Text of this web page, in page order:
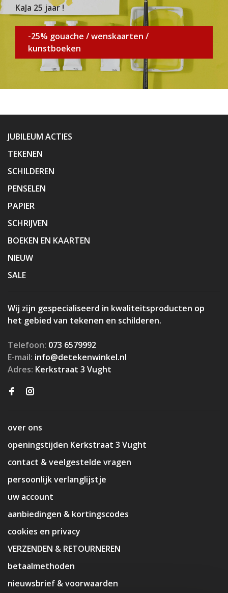
KaJa 25 jaar !
-25% gouache / wenskaarten /
kunstboeken
JUBILEUM ACTIES
TEKENEN
SCHILDEREN
PENSELEN
PAPIER
SCHRIJVEN
BOEKEN EN KAARTEN
NIEUW
SALE
Wij zijn gespecialiseerd in kwaliteitsproducten op
het gebied van tekenen en schilderen.
Telefoon: 073 6579992
E-mail: info@detekenwinkel.nl
Adres: Kerkstraat 3 Vught
over ons
openingstijden Kerkstraat 3 Vught
contact & veelgestelde vragen
persoonlijk verlanglijstje
uw account
aanbiedingen & kortingscodes
cookies en privacy
VERZENDEN & RETOURNEREN
betaalmethoden
nieuwsbrief & voorwaarden